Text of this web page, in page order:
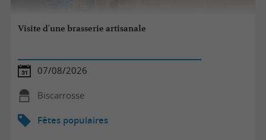
Visite d'une brasserie artisanale
07/08/2026
Biscarrosse
Fêtes populaires